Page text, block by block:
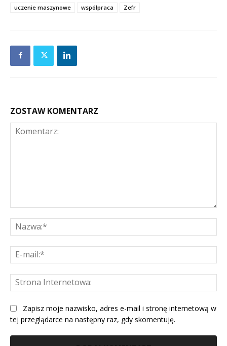
uczenie maszynowe
współpraca Zefr
ZOSTAW KOMENTARZ
Zapisz moje nazwisko, adres e-mail i stronę internetową w
tej przeglądarce na następny raz, gdy skomentuję.